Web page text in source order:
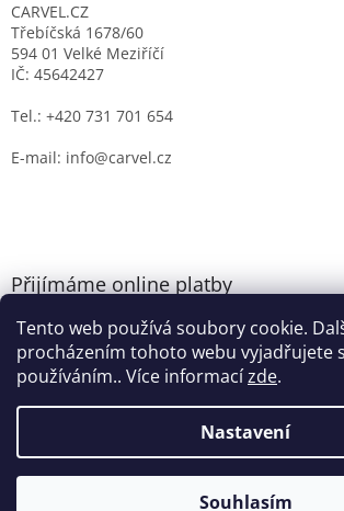
Tento web používá soubory cookie.
procházením tohoto webu vyjadřujete
používáním.. Více informacízde.
Nastavení
Souhlasím
CARVEL.CZ
Třebíčská 1678/60
594 01 Velké Meziříčí
IČ: 45642427
Tel.: +420 731 701 654
E-mail: info@carvel.cz
Přijímáme online platby
Vytvořil Shoptet
CARVEL.CZ. Všechna